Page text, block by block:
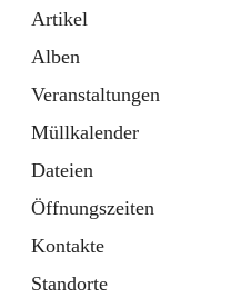
Artikel
Alben
Veranstaltungen
Müllkalender
Dateien
Öffnungszeiten
Kontakte
Standorte
Gemeindeservice